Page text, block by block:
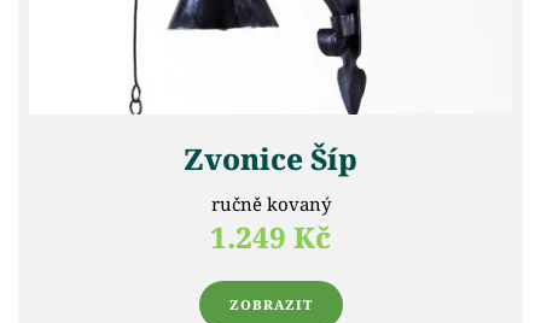
Zvonice Šíp
ručně kovaný
1.249 Kč
ZOBRAZIT